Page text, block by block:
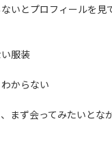
いとプロフィールを見
服装
からない
まず会ってみたいとな